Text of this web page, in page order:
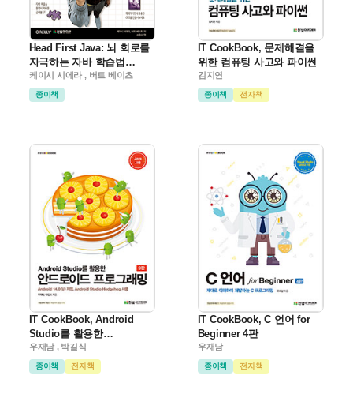
Head First Java: 뇌 회로를
자극하는 자바 학습법
(개정판)
케이시 시에라 , 버트 베이츠
종이책
IT CookBook, 문제해결을
위한 컴퓨팅 사고와 파이썬
김지연
종이책 전자책
IT CookBook, Android
Studio를 활용한
안드로이드 프로그래밍(9판)
우재남 , 박길식
종이책 전자책
IT CookBook, C 언어 for
Beginner 4판
우재남
종이책 전자책